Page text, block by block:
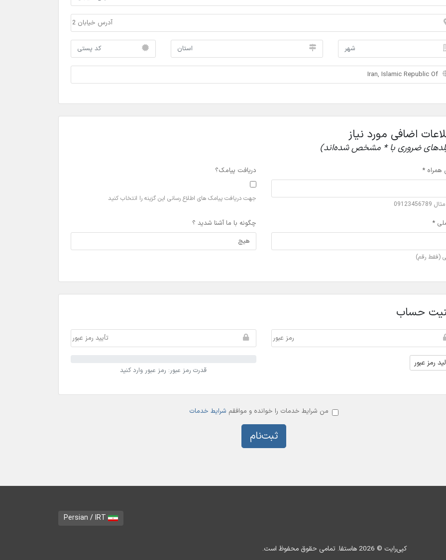
اضافی مورد نیاز
ضروری با * مشخص شده‌اند)
همراه * دریافت پیامک؟
جهت دریافت پیامک های اطلاع رسانی این گزینه را انتخاب کنید
*
(فقط رقم)
چگونه با ما آشنا شدید ؟
حساب
رمز عبور
قدرت رمز عبور: رمز عبور وارد کنید
من شرایط خدمات را خوانده و موافقم شرایط خدمات
کپی‌رایت © 2026 هاستفا. تمامی حقوق محفوظ است.